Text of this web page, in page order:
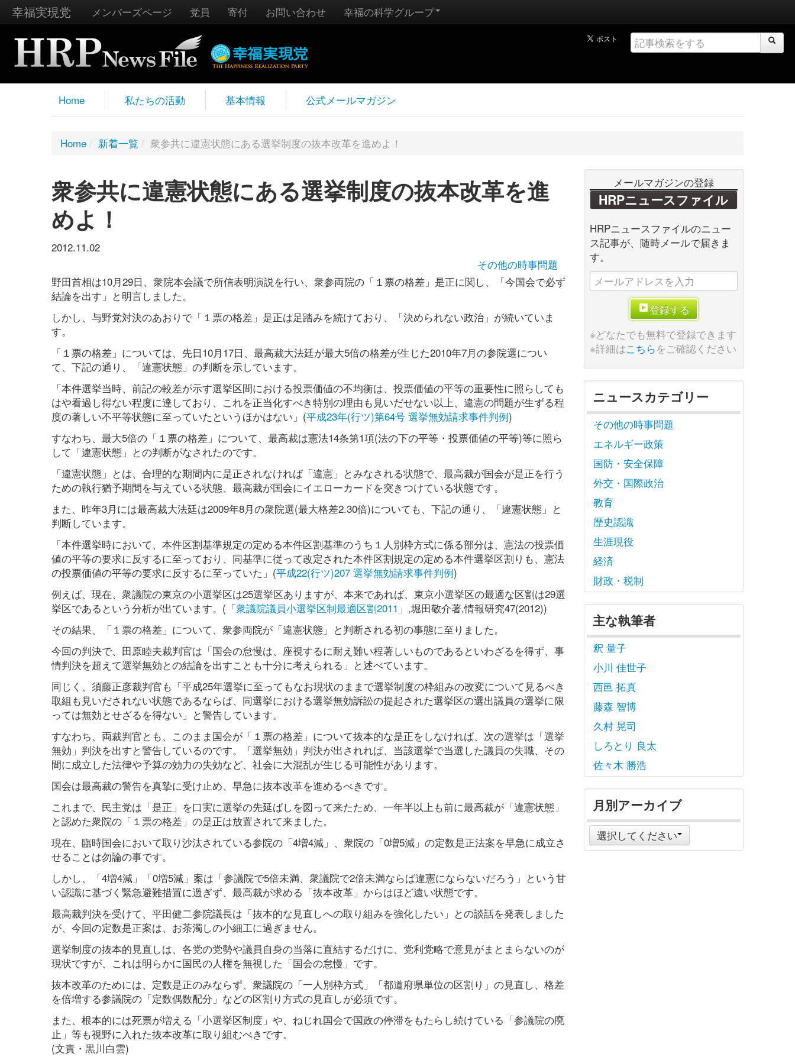
幸福実現党 メンバーズページ 党員 寄付 お問い合わせ 幸福の科学グループ
Home 私たちの活動 基本情報 公式メールマガジン
Home / 新着一覧 / 衆参共に違憲状態にある選挙制度の抜本改革を進めよ！
衆参共に違憲状態にある選挙制度の抜本改革を進
めよ！
2012.11.02
その他の時事問題
野田首相は10月29日、衆院本会議で所信表明演説を行い、衆参両院の「１票の格差」是正に関し、「今国会で必ず
結論を出す」と明言しました。
しかし、与野党対決のあおりで「１票の格差」是正は足踏みを続けており、「決められない政治」が続いていま
す。
「１票の格差」については、先日10月17日、最高裁大法廷が最大5倍の格差が生じた2010年7月の参院選につい
て、下記の通り、「違憲状態」の判断を示しています。
「本件選挙当時、前記の較差が示す選挙区間における投票価値の不均衡は、投票価値の平等の重要性に照らしても
はや看過し得ない程度に達しており、これを正当化すべき特別の理由も見いだせない以上、違憲の問題が生ずる程
度の著しい不平等状態に至っていたというほかはない」(平成23年(行ツ)第64号 選挙無効請求事件判例)
すなわち、最大5倍の「１票の格差」について、最高裁は憲法14条第1項(法の下の平等・投票価値の平等)等に照ら
して「違憲状態」との判断がなされたのです。
「違憲状態」とは、合理的な期間内に是正されなければ「違憲」とみなされる状態で、最高裁が国会が是正を行う
ための執行猶予期間を与えている状態、最高裁が国会にイエローカードを突きつけている状態です。
また、昨年3月には最高裁大法廷は2009年8月の衆院選(最大格差2.30倍)についても、下記の通り、「違憲状態」と
判断しています。
「本件選挙時において、本件区割基準規定の定める本件区割基準のうち１人別枠方式に係る部分は、憲法の投票価
値の平等の要求に反するに至っており、同基準に従って改定された本件区割規定の定める本件選挙区割りも、憲法
の投票価値の平等の要求に反するに至っていた」(平成22(行ツ)207 選挙無効請求事件判例)
例えば、現在、衆議院の東京の小選挙区は25選挙区ありますが、本来であれば、東京小選挙区の最適な区割は29選
挙区であるという分析が出ています。(「衆議院議員小選挙区制最適区割2011 」,堀田敬介著,情報研究47(2012))
その結果、「１票の格差」について、衆参両院が「違憲状態」と判断される初の事態に至りました。
今回の判決で、田原睦夫裁判官は「国会の怠慢は、座視するに耐え難い程著しいものであるといわざるを得ず、事
情判決を超えて選挙無効との結論を出すことも十分に考えられる」と述べています。
同じく、須藤正彦裁判官も「平成25年選挙に至ってもなお現状のままで選挙制度の枠組みの改変について見るべき
取組も見いだされない状態であるならば、同選挙における選挙無効訴訟の提起された選挙区の選出議員の選挙に限
っては無効とせざるを得ない」と警告しています。
すなわち、両裁判官とも、このまま国会が「１票の格差」について抜本的な是正をしなければ、次の選挙は「選挙
無効」判決を出すと警告しているのです。「選挙無効」判決が出されれば、当該選挙で当選した議員の失職、その
間に成立した法律や予算の効力の失効など、社会に大混乱が生じる可能性があります。
国会は最高裁の警告を真摯に受け止め、早急に抜本改革を進めるべきです。
これまで、民主党は「是正」を口実に選挙の先延ばしを図って来たため、一年半以上も前に最高裁が「違憲状態」
と認めた衆院の「１票の格差」の是正は放置されて来ました。
現在、臨時国会において取り沙汰されている参院の「4増4減」、衆院の「0増5減」の定数是正法案を早急に成立さ
せることは勿論の事です。
しかし、「4増4減」「0増5減」案は「参議院で5倍未満、衆議院で2倍未満ならば違憲にならないだろう」という甘
い認識に基づく緊急避難措置に過ぎず、最高裁が求める「抜本改革」からはほど遠い状態です。
最高裁判決を受けて、平田健二参院議長は「抜本的な見直しへの取り組みを強化したい」との談話を発表しました
が、今回の定数是正案は、お茶濁しの小細工に過ぎません。
選挙制度の抜本的見直しは、各党の党勢や議員自身の当落に直結するだけに、党利党略で意見がまとまらないのが
現状ですが、これは明らかに国民の人権を無視した「国会の怠慢」です。
抜本改革のためには、定数是正のみならず、衆議院の「一人別枠方式」「都道府県単位の区割り」の見直し、格差
を倍増する参議院の「定数偶数配分」などの区割り方式の見直しが必須です。
また、根本的には死票が増える「小選挙区制度」や、ねじれ国会で国政の停滞をもたらし続けている「参議院の廃
止」等も視野に入れた抜本改革に取り組むべきです。
(文責・黒川白雲)
メールマガジンの登録
HRPニュースファイル
HRPニュースファイルのニュー
ス記事が、随時メールで届きま
す。
登録する
※どなたでも無料で登録できます
※詳細はこちらをご確認ください
ニュースカテゴリー
その他の時事問題
エネルギー政策
国防・安全保障
外交・国際政治
教育
歴史認識
生涯現役
経済
財政・税制
主な執筆者
釈 量子
小川 佳世子
西邑 拓真
藤森 智博
久村 晃司
しろとり 良太
佐々木 勝浩
月別アーカイブ
選択してください